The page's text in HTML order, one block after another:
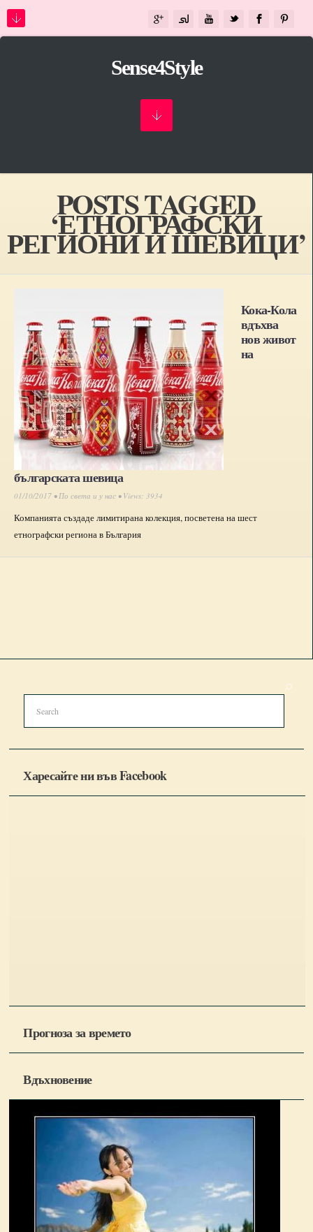
Sense4Style
POSTS TAGGED
‘ЕТНОГРАФСКИ
РЕГИОНИ И ШЕВИЦИ’
Кока-Кола
вдъхва
нов живот
на
българската шевица
01/10/2017 •По света и у нас • Views: 3934
Компанията създаде лимитирана колекция, посветена на шест
етнографски региона в България
Харесайте ни във Facebook
Прогноза за времето
Вдъхновение